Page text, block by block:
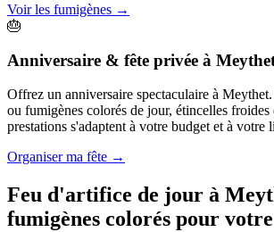
Voir les fumigènes →
🎂
Anniversaire & fête privée à
Offrez un anniversaire spectaculaire à
ou fumigènes colorés de jour, étincelles
prestations s'adaptent à votre budget et à votre
Organiser ma fête →
Feu d'artifice de jour à
fumigènes colorés pour